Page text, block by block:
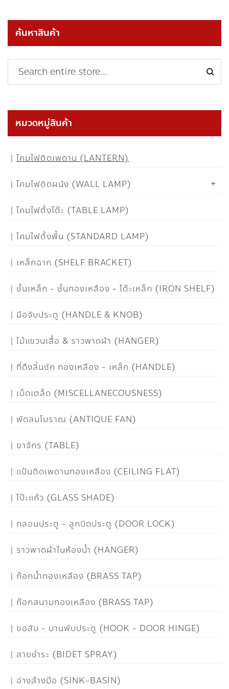
ค้นหาสินค้า
หมวดหมู่สินค้า
โคมไฟติดเพดาน (LANTERN)
โคมไฟติดผนัง (WALL LAMP)
โคมไฟตั้งโต๊ะ (TABLE LAMP)
โคมไฟตั้งพื้น (STANDARD LAMP)
เหล็กฉาก (SHELF BRACKET)
ชั้นเหล็ก - ชั้นทองเหลือง - โต๊ะเหล็ก (IRON SHELF)
มือจับประตู (HANDLE & KNOB)
ไม้แขวนเสื้อ & ราวพาดผ้า (HANGER)
ที่ดึงลิ้นชัก ทองเหลือง - เหล็ก (HANDLE)
เบ็ดเตล็ด (MISCELLANECOUSNESS)
พัดลมโบราณ (ANTIQUE FAN)
ขาจักร (TABLE)
แป้นติดเพดานทองเหลือง (CEILING FLAT)
โป๊ะแก้ว (GLASS SHADE)
กลอนประตู - ลูกบิดประตู (DOOR LOCK)
ราวพาดผ้าในห้องน้ำ (HANGER)
ก๊อกน้ำทองเหลือง (BRASS TAP)
ก๊อกสนามทองเหลือง (BRASS TAP)
ขอสับ - บานพับประตู (HOOK - DOOR HINGE)
สายชำระ (BIDET SPRAY)
อ่างล้างมือ (SINK-BASIN)